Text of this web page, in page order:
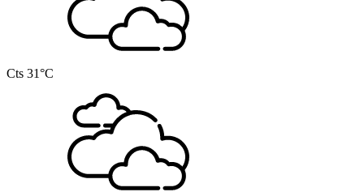
Cts 31°C